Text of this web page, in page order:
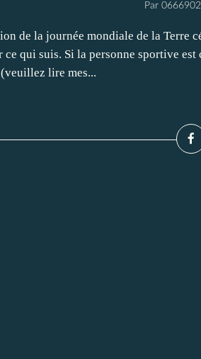
Par
de la journée mondiale de la Terre
ce qui suis. Si la personne sportive
lire mes...